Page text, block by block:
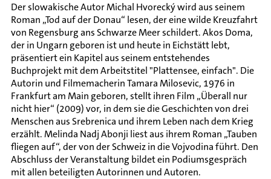
Der slowakische Autor Michal Hvorecký wird aus seinem
Roman „Tod auf der Donau“ lesen, der eine wilde Kreuzfahrt
von Regensburg ans Schwarze Meer schildert. Akos Doma,
der in Ungarn geboren ist und heute in Eichstätt lebt,
präsentiert ein Kapitel aus seinem entstehendes
Buchprojekt mit dem Arbeitstitel "Plattensee, einfach". Die
Autorin und Filmemacherin Tamara Milosevic, 1976 in
Frankfurt am Main geboren, stellt ihren Film „Überall nur
nicht hier“ (2009) vor, in dem sie die Geschichten von drei
Menschen aus Srebrenica und ihrem Leben nach dem Krieg
erzählt. Melinda Nadj Abonji liest aus ihrem Roman „Tauben
fliegen auf“, der von der Schweiz in die Vojvodina führt. Den
Abschluss der Veranstaltung bildet ein Podiumsgespräch
mit allen beteiligten Autorinnen und Autoren.